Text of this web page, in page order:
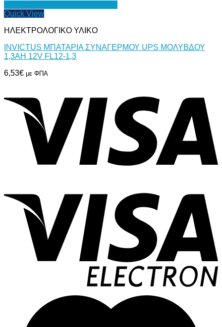
Quick View
ΗΛΕΚΤΡΟΛΟΓΙΚΟ ΥΛΙΚΟ
INVICTUS ΜΠΑΤΑΡΙΑ ΣΥΝΑΓΕΡΜΟΥ UPS ΜΟΛΥΒΔΟΥ
1,3AH 12V FL12-1,3
6,53€ με ΦΠΑ